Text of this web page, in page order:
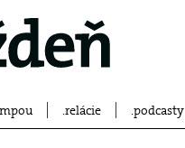
relácie podcasty